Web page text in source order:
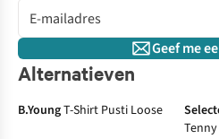
Geef me
Alternatieven
B.YoungT-Shirt Pusti Loose
Tenny